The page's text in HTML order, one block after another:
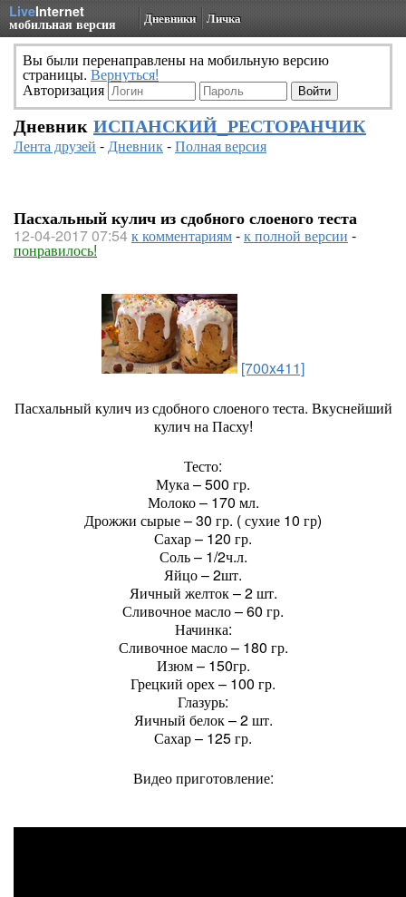
LiveInternet
мобильная версия Дневники Личка
Вы были перенаправлены на мобильную версию
страницы. Вернуться!
Авторизация
Дневник ИСПАНСКИЙ_РЕСТОРАНЧИК
Лента друзей -Дневник-Полная версия
Пасхальный кулич из сдобного слоеного теста
12-04-2017 07:54к комментариям-к полной версии -
понравилось!
[700x411]
Пасхальный кулич из сдобного слоеного теста. Вкуснейший
кулич на Пасху!
Тесто:
Мука – 500 гр.
Молоко – 170 мл.
Дрожжи сырые – 30 гр. ( сухие 10 гр)
Сахар – 120 гр.
Соль – 1/2ч.л.
Яйцо – 2шт.
Яичный желток – 2 шт.
Сливочное масло – 60 гр.
Начинка:
Сливочное масло – 180 гр.
Изюм – 150гр.
Грецкий орех – 100 гр.
Глазурь:
Яичный белок – 2 шт.
Сахар – 125 гр.
Видео приготовление: